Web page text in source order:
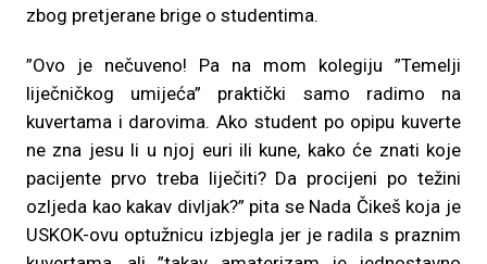
zbog pretjerane brige o studentima.
”Ovo je nečuveno! Pa na mom kolegiju ”Temelji
liječničkog umijeća” praktički samo radimo na
kuvertama i darovima. Ako student po opipu kuverte
ne zna jesu li u njoj euri ili kune, kako će znati koje
pacijente prvo treba liječiti? Da procijeni po težini
ozljeda kao kakav divljak?” pita se Nada Čikeš koja je
USKOK-ovu optužnicu izbjegla jer je radila s praznim